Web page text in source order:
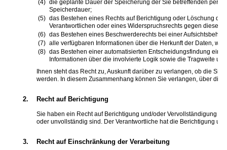
die geplante Dauer der Speicherung der Sie betreffenden
Speicherdauer;
das Bestehen eines Rechts auf Berichtigung oder Löschung
Verantwortlichen oder eines Widerspruchsrechts gegen diese
das Bestehen eines Beschwerderechts bei einer
alle verfügbaren Informationen über die Herkunft der Daten,
das Bestehen einer automatisierten Entscheidungsfindung
Informationen über die involvierte Logik sowie die Tragweite
Ihnen steht das Recht zu, Auskunft darüber zu verlangen, ob die
werden. In diesem Zusammenhang können Sie verlangen, über die
2. Recht auf Berichtigung
Sie haben ein Recht auf Berichtigung und/oder Vervollständigung
oder unvollständig sind. Der Verantwortliche hat die Berichtigung
3. Recht auf Einschränkung der Verarbeitung